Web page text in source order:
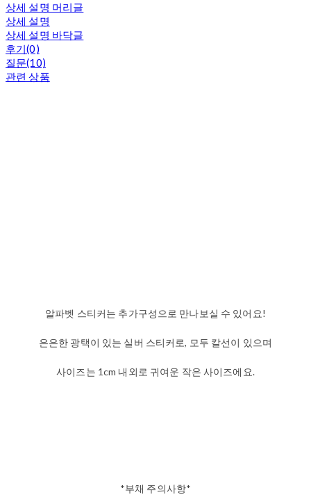
상세 설명 머리글
상세 설명
상세 설명 바닥글
후기(0)
질문(10)
관련 상품
알파벳 스티커는 추가구성으로 만나보실 수 있어요!
은은한 광택이 있는 실버 스티커로, 모두 칼선이 있으며
사이즈는 1cm 내외로 귀여운 작은 사이즈에요.
*부채 주의사항*